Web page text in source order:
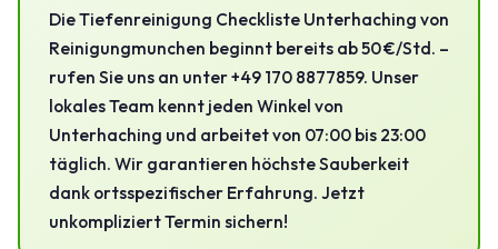
Die Tiefenreinigung Checkliste Unterhaching von
Reinigungmunchen beginnt bereits ab 50 €/Std. –
rufen Sie uns an unter +49 170 8877859. Unser
lokales Team kennt jeden Winkel von
Unterhaching und arbeitet von 07:00 bis 23:00
täglich. Wir garantieren höchste Sauberkeit
dank ortsspezifischer Erfahrung. Jetzt
unkompliziert Termin sichern!